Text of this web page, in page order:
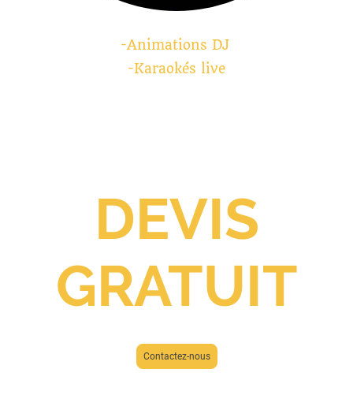
-Animations DJ
-Karaokés live
DEVIS
GRATUIT
Contactez-nous